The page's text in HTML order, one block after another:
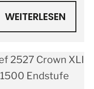
WEITERLESEN